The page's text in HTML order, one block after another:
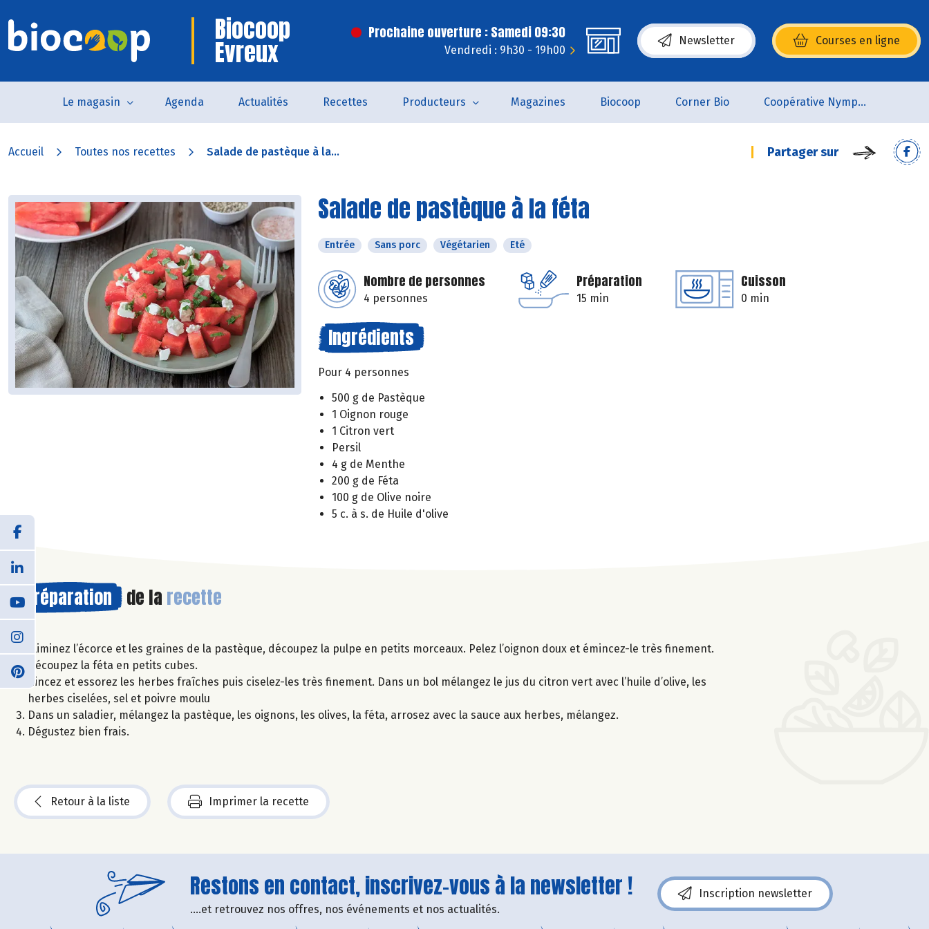
Biocoop
Evreux
Prochaine ouverture : Samedi 09:30
Vendredi : 9h30 - 19h00
Newsletter Courses en ligne
(s’ouvre dans une nouvelle fenêtre)
Le magasin Agenda Actualités Recettes Producteurs Magazines Biocoop Corner Bio Coopérative Nymphéa
Accueil Toutes nos recettes Salade de pastèque à la... Partager sur
Salade de pastèque à la féta
Entrée Sans porc Végétarien Eté
Nombre de personnes
4 personnes
Préparation
15 min
Cuisson
0 min
Ingrédients
Pour 4 personnes
500 g de Pastèque
1 Oignon rouge
1 Citron vert
Persil
4 g de Menthe
200 g de Féta
100 g de Olive noire
5 c. à s. de Huile d'olive
Préparation de la recette
Eliminez l’écorce et les graines de la pastèque, découpez la pulpe en petits morceaux. Pelez l’oignon doux et émincez-le très finement.
Découpez la féta en petits cubes.
Rincez et essorez les herbes fraîches puis ciselez-les très finement. Dans un bol mélangez le jus du citron vert avec l’huile d’olive, les
herbes ciselées, sel et poivre moulu
Dans un saladier, mélangez la pastèque, les oignons, les olives, la féta, arrosez avec la sauce aux herbes, mélangez.
Dégustez bien frais.
Retour à la liste Imprimer la recette
Restons en contact, inscrivez-vous à la newsletter !
....et retrouvez nos offres, nos événements et nos actualités.
Inscription newsletter